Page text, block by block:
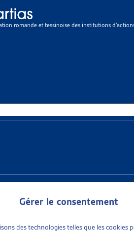
Gérer le consentement
des technologies telles que les
romande et tessinoise des institutions
terminés
SOCIALES
»Assurances sociales